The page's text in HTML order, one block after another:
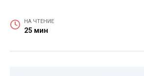
НА ЧТЕНИЕ
25 мин